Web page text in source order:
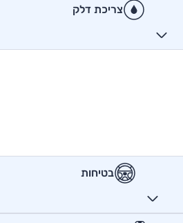
צריכת דלק
בטיחות